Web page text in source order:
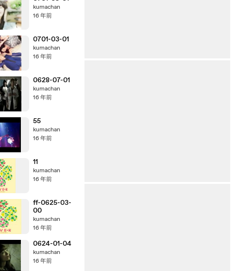
kumachan
16 年前
0701-03-01
kumachan
16 年前
0628-07-01
kumachan
16 年前
55
kumachan
16 年前
11
kumachan
16 年前
ff-0625-03-
00
kumachan
16 年前
0624-01-04
kumachan
16 年前